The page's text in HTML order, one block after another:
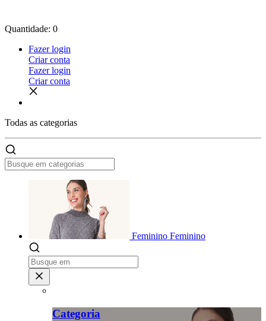
Quantidade: 0
Fazer login
Criar conta
Fazer login
Criar conta
Todas as categorias
Feminino Feminino
Categoria